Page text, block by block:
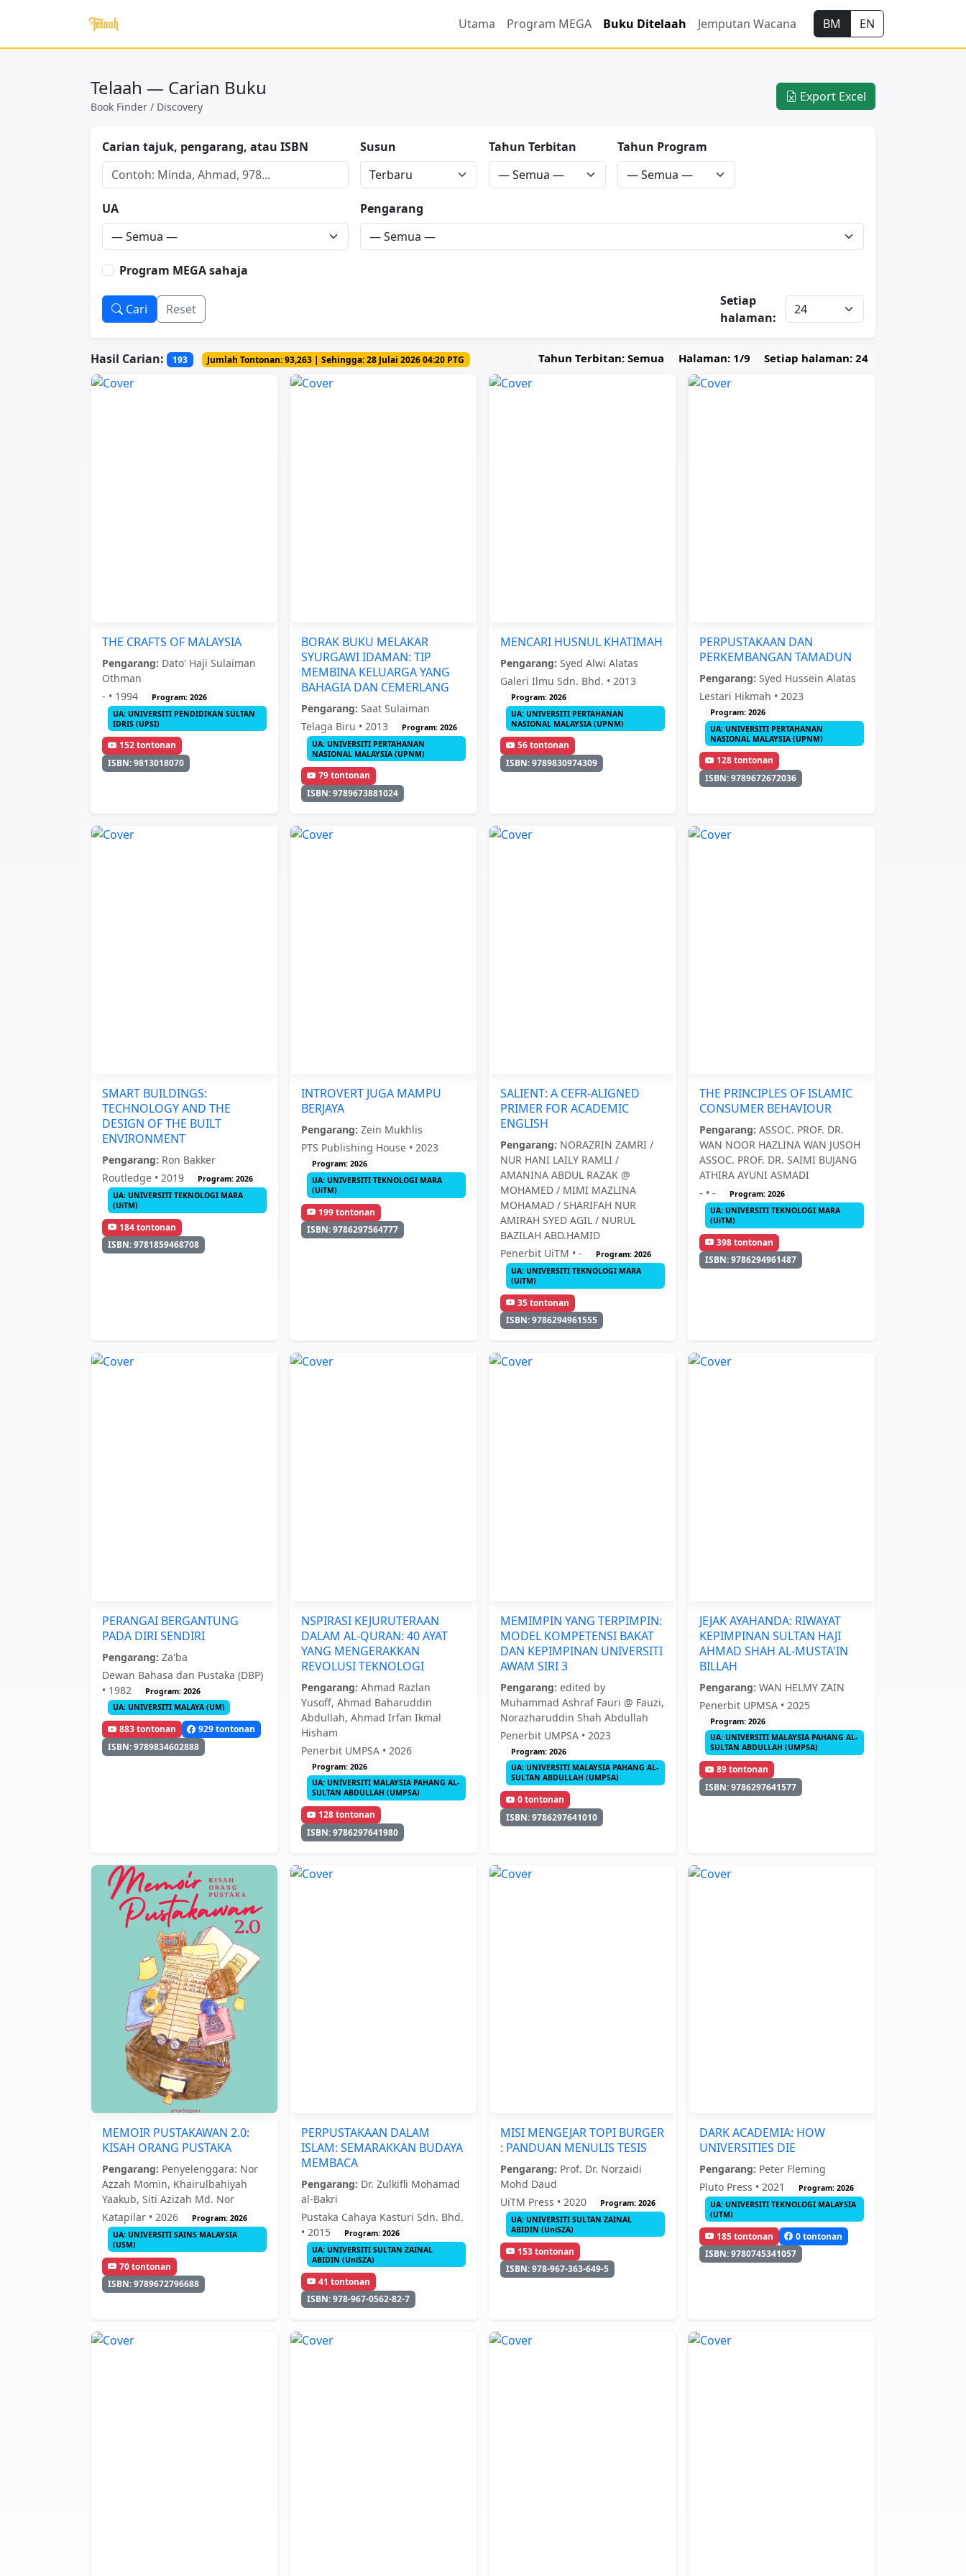
Utama Program MEGA Buku Ditelaah Jemputan Wacana BM EN
Telaah — Carian Buku
Book Finder / Discovery
Export Excel
Carian tajuk, pengarang, atau ISBN Susun Tahun Terbitan Tahun Program
UA Pengarang
Program MEGA sahaja
Cari Reset
Setiap
halaman:
Hasil Carian: 193 Jumlah Tontonan: 93,263 | Sehingga: 28 Julai 2026 04:20 PTG Tahun Terbitan: Semua Halaman: 1/9 Setiap halaman: 24
THE CRAFTS OF MALAYSIA
Pengarang: Dato' Haji Sulaiman
Othman
- • 1994
Program: 2026
UA: UNIVERSITI PENDIDIKAN SULTAN
IDRIS (UPSI)
152 tontonan
ISBN: 9813018070
BORAK BUKU MELAKAR
SYURGAWI IDAMAN: TIP
MEMBINA KELUARGA YANG
BAHAGIA DAN CEMERLANG
Pengarang: Saat Sulaiman
Telaga Biru • 2013
Program: 2026
UA: UNIVERSITI PERTAHANAN
NASIONAL MALAYSIA (UPNM)
79 tontonan
ISBN: 9789673881024
MENCARI HUSNUL KHATIMAH
Pengarang: Syed Alwi Alatas
Galeri Ilmu Sdn. Bhd. • 2013
Program: 2026
UA: UNIVERSITI PERTAHANAN
NASIONAL MALAYSIA (UPNM)
56 tontonan
ISBN: 9789830974309
PERPUSTAKAAN DAN
PERKEMBANGAN TAMADUN
Pengarang: Syed Hussein Alatas
Lestari Hikmah • 2023
Program: 2026
UA: UNIVERSITI PERTAHANAN
NASIONAL MALAYSIA (UPNM)
128 tontonan
ISBN: 9789672672036
SMART BUILDINGS:
TECHNOLOGY AND THE
DESIGN OF THE BUILT
ENVIRONMENT
Pengarang: Ron Bakker
Routledge • 2019
Program: 2026
UA: UNIVERSITI TEKNOLOGI MARA
(UiTM)
184 tontonan
ISBN: 9781859468708
INTROVERT JUGA MAMPU
BERJAYA
Pengarang: Zein Mukhlis
PTS Publishing House • 2023
Program: 2026
UA: UNIVERSITI TEKNOLOGI MARA
(UiTM)
199 tontonan
ISBN: 9786297564777
SALIENT: A CEFR-ALIGNED
PRIMER FOR ACADEMIC
ENGLISH
Pengarang: NORAZRIN ZAMRI /
NUR HANI LAILY RAMLI /
AMANINA ABDUL RAZAK @
MOHAMED / MIMI MAZLINA
MOHAMAD / SHARIFAH NUR
AMIRAH SYED AGIL / NURUL
BAZILAH ABD.HAMID
Penerbit UiTM • -
Program: 2026
UA: UNIVERSITI TEKNOLOGI MARA
(UiTM)
35 tontonan
ISBN: 9786294961555
THE PRINCIPLES OF ISLAMIC
CONSUMER BEHAVIOUR
Pengarang: ASSOC. PROF. DR.
WAN NOOR HAZLINA WAN JUSOH
ASSOC. PROF. DR. SAIMI BUJANG
ATHIRA AYUNI ASMADI
- • -
Program: 2026
UA: UNIVERSITI TEKNOLOGI MARA
(UiTM)
398 tontonan
ISBN: 9786294961487
PERANGAI BERGANTUNG
PADA DIRI SENDIRI
Pengarang: Za'ba
Dewan Bahasa dan Pustaka (DBP)
• 1982
Program: 2026
UA: UNIVERSITI MALAYA (UM)
883 tontonan
929 tontonan
ISBN: 9789834602888
NSPIRASI KEJURUTERAAN
DALAM AL-QURAN: 40 AYAT
YANG MENGERAKKAN
REVOLUSI TEKNOLOGI
Pengarang: Ahmad Razlan
Yusoff, Ahmad Baharuddin
Abdullah, Ahmad Irfan Ikmal
Hisham
Penerbit UMPSA • 2026
Program: 2026
UA: UNIVERSITI MALAYSIA PAHANG AL-
SULTAN ABDULLAH (UMPSA)
128 tontonan
ISBN: 9786297641980
MEMIMPIN YANG TERPIMPIN:
MODEL KOMPETENSI BAKAT
DAN KEPIMPINAN UNIVERSITI
AWAM SIRI 3
Pengarang: edited by
Muhammad Ashraf Fauri @ Fauzi,
Norazharuddin Shah Abdullah
Penerbit UMPSA • 2023
Program: 2026
UA: UNIVERSITI MALAYSIA PAHANG AL-
SULTAN ABDULLAH (UMPSA)
0 tontonan
ISBN: 9786297641010
JEJAK AYAHANDA: RIWAYAT
KEPIMPINAN SULTAN HAJI
AHMAD SHAH AL-MUSTA'IN
BILLAH
Pengarang: WAN HELMY ZAIN
Penerbit UPMSA • 2025
Program: 2026
UA: UNIVERSITI MALAYSIA PAHANG AL-
SULTAN ABDULLAH (UMPSA)
89 tontonan
ISBN: 9786297641577
MEMOIR PUSTAKAWAN 2.0:
KISAH ORANG PUSTAKA
Pengarang: Penyelenggara: Nor
Azzah Momin, Khairulbahiyah
Yaakub, Siti Azizah Md. Nor
Katapilar • 2026
Program: 2026
UA: UNIVERSITI SAINS MALAYSIA
(USM)
70 tontonan
ISBN: 9789672796688
PERPUSTAKAAN DALAM
ISLAM: SEMARAKKAN BUDAYA
MEMBACA
Pengarang: Dr. Zulkifli Mohamad
al-Bakri
Pustaka Cahaya Kasturi Sdn. Bhd.
• 2015
Program: 2026
UA: UNIVERSITI SULTAN ZAINAL
ABIDIN (UniSZA)
41 tontonan
ISBN: 978-967-0562-82-7
MISI MENGEJAR TOPI BURGER
: PANDUAN MENULIS TESIS
Pengarang: Prof. Dr. Norzaidi
Mohd Daud
UiTM Press • 2020
Program: 2026
UA: UNIVERSITI SULTAN ZAINAL
ABIDIN (UniSZA)
153 tontonan
ISBN: 978-967-363-649-5
DARK ACADEMIA: HOW
UNIVERSITIES DIE
Pengarang: Peter Fleming
Pluto Press • 2021
Program: 2026
UA: UNIVERSITI TEKNOLOGI MALAYSIA
(UTM)
185 tontonan
0 tontonan
ISBN: 9780745341057